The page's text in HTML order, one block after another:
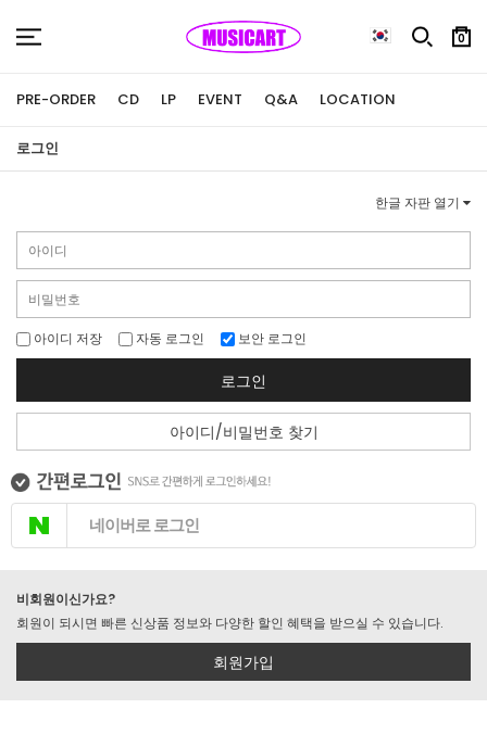
0
PRE-ORDER CD LP EVENT Q&A LOCATION
로그인
한글 자판 열기
아이디 저장 자동 로그인 보안 로그인
로그인
아이디/비밀번호 찾기
네이버로 로그인
비회원이신가요?
회원이 되시면 빠른 신상품 정보와 다양한 할인 혜택을 받으실 수 있습니다.
회원가입